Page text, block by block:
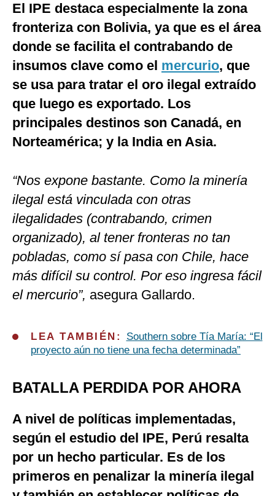
El IPE destaca especialmente la zona
fronteriza con Bolivia, ya que es el área
donde se facilita el contrabando de
insumos clave como el mercurio, que
se usa para tratar el oro ilegal extraído
que luego es exportado. Los
principales destinos son Canadá, en
Norteamérica; y la India en Asia.
“Nos expone bastante. Como la minería
ilegal está vinculada con otras
ilegalidades (contrabando, crimen
organizado), al tener fronteras no tan
pobladas, como sí pasa con Chile, hace
más difícil su control. Por eso ingresa fácil
el mercurio”, asegura Gallardo.
LEA TAMBIÉN: Southern sobre Tía María: “El
proyecto aún no tiene una fecha determinada”
BATALLA PERDIDA POR AHORA
A nivel de políticas implementadas,
según el estudio del IPE, Perú resalta
por un hecho particular. Es de los
primeros en penalizar la minería ilegal